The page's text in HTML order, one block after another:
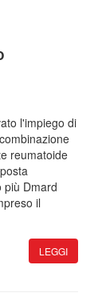
l'impiego di
reumatoide
più Dmard
il
LEGGI